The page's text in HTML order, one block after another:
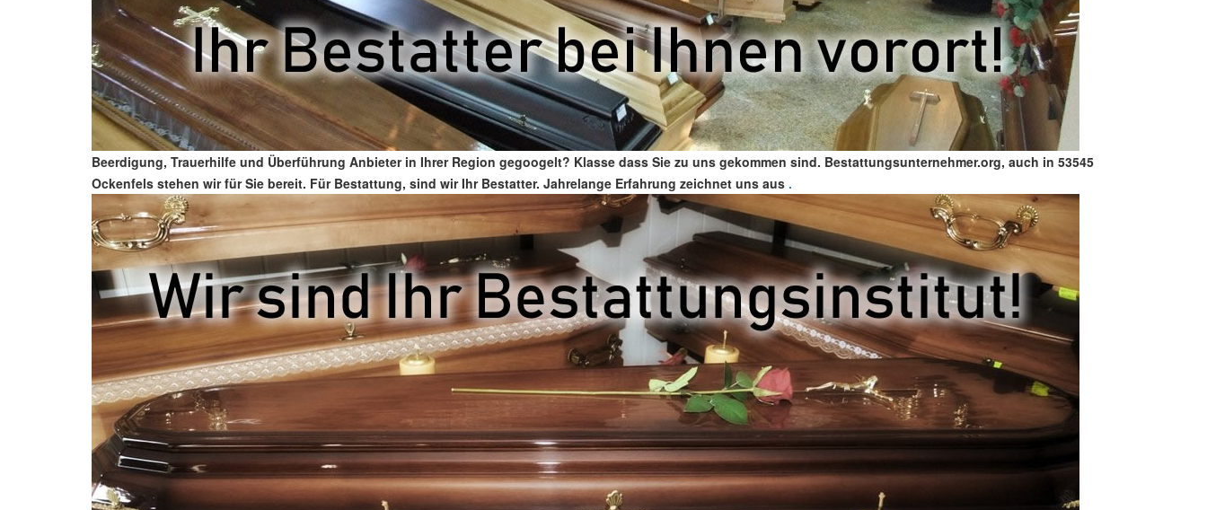
Beerdigung, Trauerhilfe und Überführung Anbieter in Ihrer Region gegoogelt? Klasse dass Sie zu uns gekommen sind. Bestattungsunternehmer.org, auch in 53545
Ockenfels stehen wir für Sie bereit. Für Bestattung, sind wir Ihr Bestatter. Jahrelange Erfahrung zeichnet uns aus .